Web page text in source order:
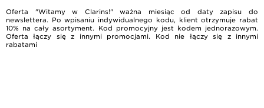
Oferta "Witamy w Clarins!" ważna miesiąc od daty zapisu do
newslettera. Po wpisaniu indywidualnego kodu, klient otrzymuje rabat
10% na cały asortyment. Kod promocyjny jest kodem jednorazowym.
Oferta łączy się z innymi promocjami. Kod nie łączy się z innymi
rabatami